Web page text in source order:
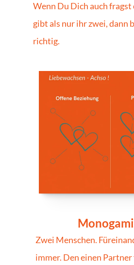
Wenn Du Dich auch fragst
gibt als nur ihr zwei, dann
richtig.
Zwei Menschen.
immer. Den einen